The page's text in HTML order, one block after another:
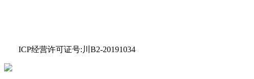
ICP经营许可证号:川B2-20191034